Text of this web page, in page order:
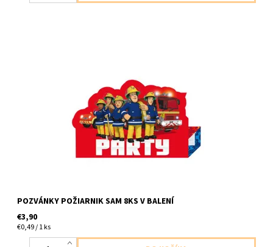
papierové pozvánky 8ks pozvánok 8ks obálka na pozvánky
POZVÁNKY POŽIARNIK SAM 8KS V BALENÍ
€3,90
€0,49 / 1 ks